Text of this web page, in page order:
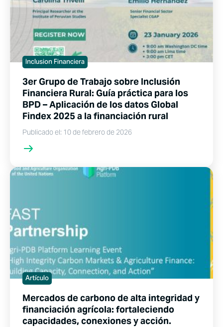
Inclusion Financiera
3er Grupo de Trabajo sobre Inclusión
Financiera Rural: Guía práctica para los
BPD – Aplicación de los datos Global
Findex 2025 a la financiación rural
Publicado el: 10 de febrero de 2026
Artículo
Mercados de carbono de alta integridad y
financiación agrícola: fortaleciendo
capacidades, conexiones y acción.